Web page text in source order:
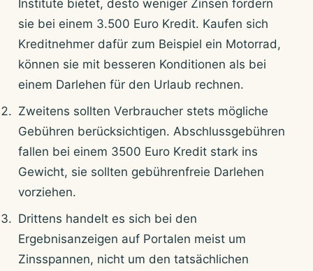
Institute bietet, desto weniger Zinsen fordern
sie bei einem 3.500 Euro Kredit. Kaufen sich
Kreditnehmer dafür zum Beispiel ein Motorrad,
können sie mit besseren Konditionen als bei
einem Darlehen für den Urlaub rechnen.
Zweitens sollten Verbraucher stets mögliche
Gebühren berücksichtigen. Abschlussgebühren
fallen bei einem 3500 Euro Kredit stark ins
Gewicht, sie sollten gebührenfreie Darlehen
vorziehen.
Drittens handelt es sich bei den
Ergebnisanzeigen auf Portalen meist um
Zinsspannen, nicht um den tatsächlichen